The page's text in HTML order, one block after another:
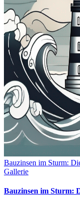
Bauzinsen im Sturm:
Gallerie
Bauzinsen im Sturm: